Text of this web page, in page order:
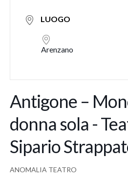
LUOGO
Arenzano
Antigone –
donna sola -
Sipario
ANOMALIA TEATRO